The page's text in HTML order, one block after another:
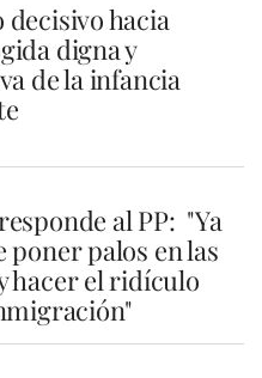
decisivo hacia
digna y
de la infancia
al PP: "Ya
poner palos en las
hacer el ridículo